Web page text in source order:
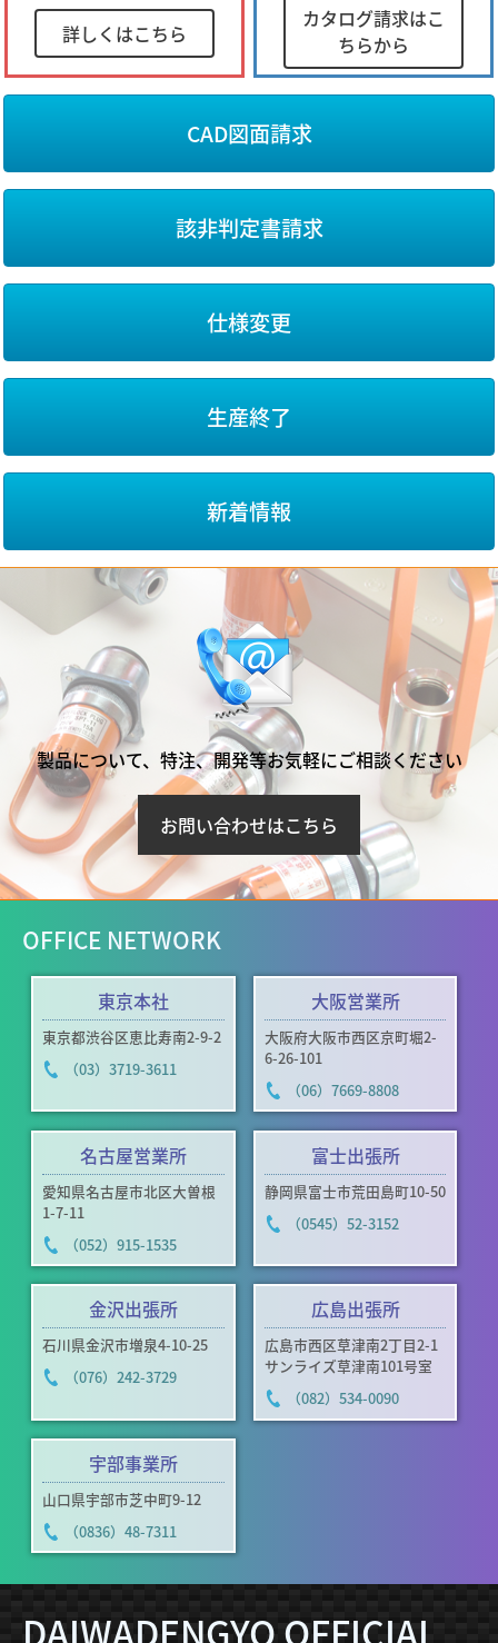
詳しくはこちら
カタログ請求はこ
ちらから
CAD図面請求
該非判定書請求
仕様変更
生産終了
新着情報
製品について、特注、開発等お気軽にご相談ください
お問い合わせはこちら
OFFICE NETWORK
東京本社
東京都渋谷区恵比寿南2-9-2
（03）3719-3611
大阪営業所
大阪府大阪市西区京町堀2-
6-26-101
（06）7669-8808
名古屋営業所
愛知県名古屋市北区大曽根
1-7-11
（052）915-1535
富士出張所
静岡県富士市荒田島町10-50
（0545）52-3152
金沢出張所
石川県金沢市増泉4-10-25
（076）242-3729
広島出張所
広島市西区草津南2丁目2-1
サンライズ草津南101号室
（082）534-0090
宇部事業所
山口県宇部市芝中町9-12
（0836）48-7311
DAIWADENGYO OFFICIAL